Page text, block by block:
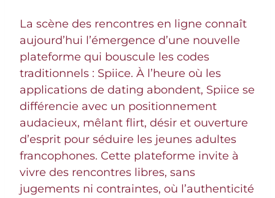
La scène des rencontres en ligne connaît
aujourd’hui l’émergence d’une nouvelle
plateforme qui bouscule les codes
traditionnels : Spiice. À l’heure où les
applications de dating abondent, Spiice se
différencie avec un positionnement
audacieux, mêlant flirt, désir et ouverture
d’esprit pour séduire les jeunes adultes
francophones. Cette plateforme invite à
vivre des rencontres libres, sans
jugements ni contraintes, où l’authenticité